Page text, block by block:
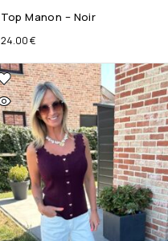
Top Manon – Noir
24.00€